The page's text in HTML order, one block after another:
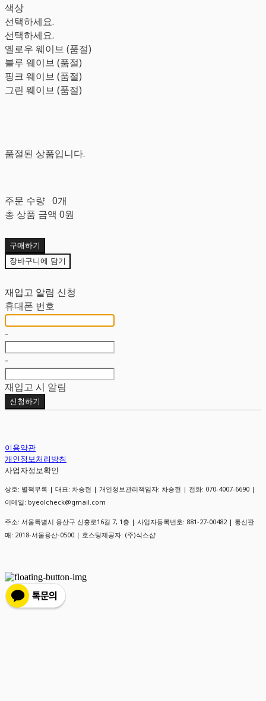
색상
선택하세요.
선택하세요.
옐로우 웨이브 (품절)
블루 웨이브 (품절)
핑크 웨이브 (품절)
그린 웨이브 (품절)
품절된 상품입니다.
주문 수량 0개
총 상품 금액 0원
구매하기
장바구니에 담기
재입고 알림 신청
휴대폰 번호
-
-
재입고 시 알림
신청하기
이용약관
개인정보처리방침
사업자정보확인
상호: 별책부록 | 대표: 차승현 | 개인정보관리책임자: 차승현 | 전화: 070-4007-6690 |
이메일: byeolcheck@gmail.com
주소: 서울특별시 용산구 신흥로16길 7, 1층 | 사업자등록번호: 881-27-00482 | 통신판
매: 2018-서울용산-0500 | 호스팅제공자: (주)식스샵